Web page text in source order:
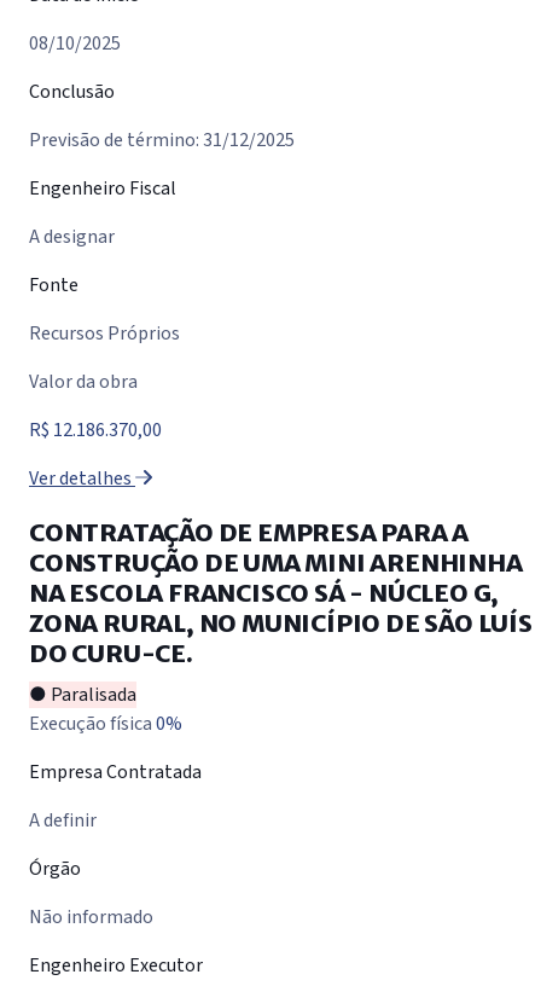
08/10/2025
Conclusão
Previsão de término: 31/12/2025
Engenheiro Fiscal
A designar
Fonte
Recursos Próprios
Valor da obra
R$ 12.186.370,00
Ver detalhes
CONTRATAÇÃO DE EMPRESA PARA A
CONSTRUÇÃO DE UMA MINI ARENHINHA
NA ESCOLA FRANCISCO SÁ - NÚCLEO G,
ZONA RURAL, NO MUNICÍPIO DE SÃO LUÍS
DO CURU-CE.
● Paralisada
Execução física0%
Empresa Contratada
A definir
Órgão
Não informado
Engenheiro Executor